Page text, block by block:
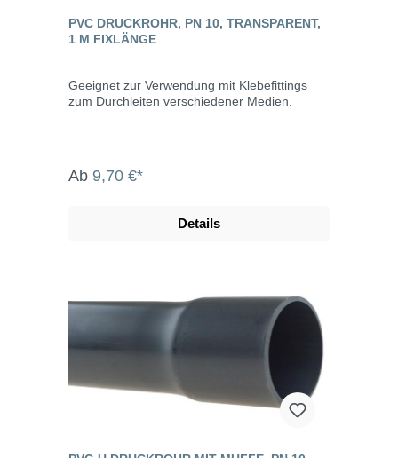
PVC DRUCKROHR, PN 10, TRANSPARENT,
1 M FIXLÄNGE
Geeignet zur Verwendung mit Klebefittings
zum Durchleiten verschiedener Medien.
Ab 9,70 €*
Details